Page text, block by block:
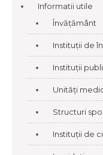
Informatii utile
Învățământ
Instituții de
Instituții
Unități
Structuri
Instituții de